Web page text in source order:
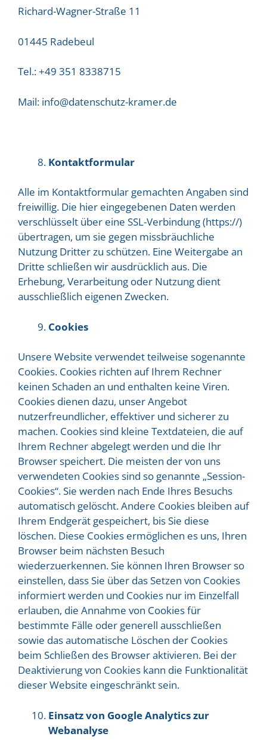
Richard-Wagner-Straße 11
01445 Radebeul
Tel.: +49 351 8338715
Mail: info@datenschutz-kramer.de
Kontaktformular
Alle im Kontaktformular gemachten Angaben sind
freiwillig. Die hier eingegebenen Daten werden
verschlüsselt über eine SSL-Verbindung (https://)
übertragen, um sie gegen missbräuchliche
Nutzung Dritter zu schützen. Eine Weitergabe an
Dritte schließen wir ausdrücklich aus. Die
Erhebung, Verarbeitung oder Nutzung dient
ausschließlich eigenen Zwecken.
Cookies
Unsere Website verwendet teilweise sogenannte
Cookies. Cookies richten auf Ihrem Rechner
keinen Schaden an und enthalten keine Viren.
Cookies dienen dazu, unser Angebot
nutzerfreundlicher, effektiver und sicherer zu
machen. Cookies sind kleine Textdateien, die auf
Ihrem Rechner abgelegt werden und die Ihr
Browser speichert. Die meisten der von uns
verwendeten Cookies sind so genannte „Session-
Cookies“. Sie werden nach Ende Ihres Besuchs
automatisch gelöscht. Andere Cookies bleiben auf
Ihrem Endgerät gespeichert, bis Sie diese
löschen. Diese Cookies ermöglichen es uns, Ihren
Browser beim nächsten Besuch
wiederzuerkennen. Sie können Ihren Browser so
einstellen, dass Sie über das Setzen von Cookies
informiert werden und Cookies nur im Einzelfall
erlauben, die Annahme von Cookies für
bestimmte Fälle oder generell ausschließen
sowie das automatische Löschen der Cookies
beim Schließen des Browser aktivieren. Bei der
Deaktivierung von Cookies kann die Funktionalität
dieser Website eingeschränkt sein.
Einsatz von Google Analytics zur
Webanalyse